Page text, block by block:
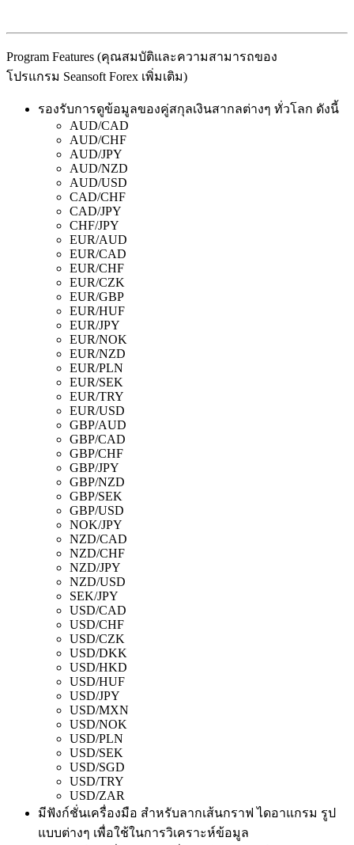
Program Features (คุณสมบัติและความสามารถของ
โปรแกรม Seansoft Forex เพิ่มเติม)
รองรับการดูข้อมูลของคู่สกุลเงินสากลต่างๆ ทั่วโลก ดังนี้
AUD/CAD
AUD/CHF
AUD/JPY
AUD/NZD
AUD/USD
CAD/CHF
CAD/JPY
CHF/JPY
EUR/AUD
EUR/CAD
EUR/CHF
EUR/CZK
EUR/GBP
EUR/HUF
EUR/JPY
EUR/NOK
EUR/NZD
EUR/PLN
EUR/SEK
EUR/TRY
EUR/USD
GBP/AUD
GBP/CAD
GBP/CHF
GBP/JPY
GBP/NZD
GBP/SEK
GBP/USD
NOK/JPY
NZD/CAD
NZD/CHF
NZD/JPY
NZD/USD
SEK/JPY
USD/CAD
USD/CHF
USD/CZK
USD/DKK
USD/HKD
USD/HUF
USD/JPY
USD/MXN
USD/NOK
USD/PLN
USD/SEK
USD/SGD
USD/TRY
USD/ZAR
มีฟังก์ชั่นเครื่องมือ สำหรับลากเส้นกราฟ ไดอาแกรม รูป
แบบต่างๆ เพื่อใช้ในการวิเคราะห์ข้อมูล